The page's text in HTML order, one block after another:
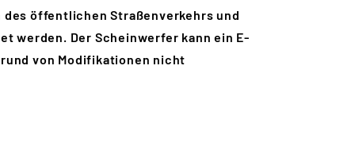
öffentlichen Straßenverkehrs und
werden. Der Scheinwerfer kann ein E-
von Modifikationen nicht